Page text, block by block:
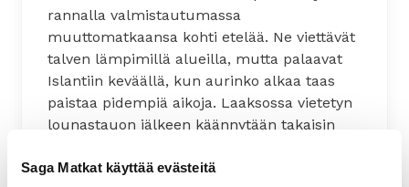
Saga Matkat käyttää evästeitä
rannalla valmistautumassa
muuttomatkaansa kohti etelää. Ne viettävät
talven lämpimillä alueilla, mutta palaavat
Islantiin keväällä, kun aurinko alkaa taas
paistaa pidempiä aikoja. Laaksossa vietetyn
lounastauon jälkeen käännytään takaisin